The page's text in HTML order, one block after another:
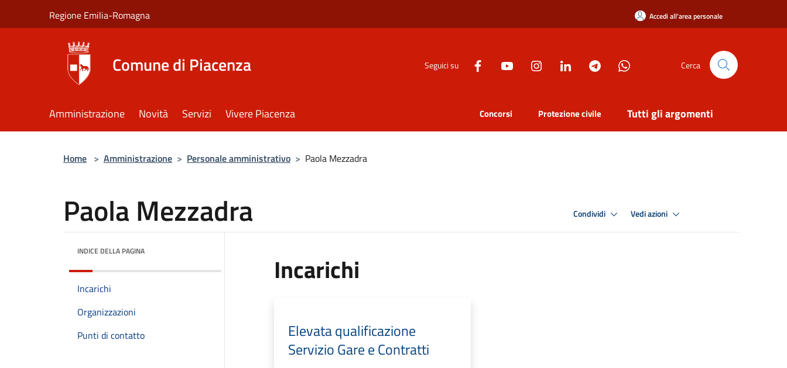
Regione Emilia-Romagna Accedi all'area personale
Comune di Piacenza Seguici su Cerca
Amministrazione Novità Servizi Vivere Piacenza Concorsi Protezione civile Tutti gli argomenti
Home > Amministrazione > Personale amministrativo > Paola Mezzadra
Paola Mezzadra Condividi Vedi azioni
INDICE DELLA PAGINA
Incarichi
Organizzazioni
Punti di contatto
Incarichi
Elevata qualificazione
Servizio Gare e Contratti